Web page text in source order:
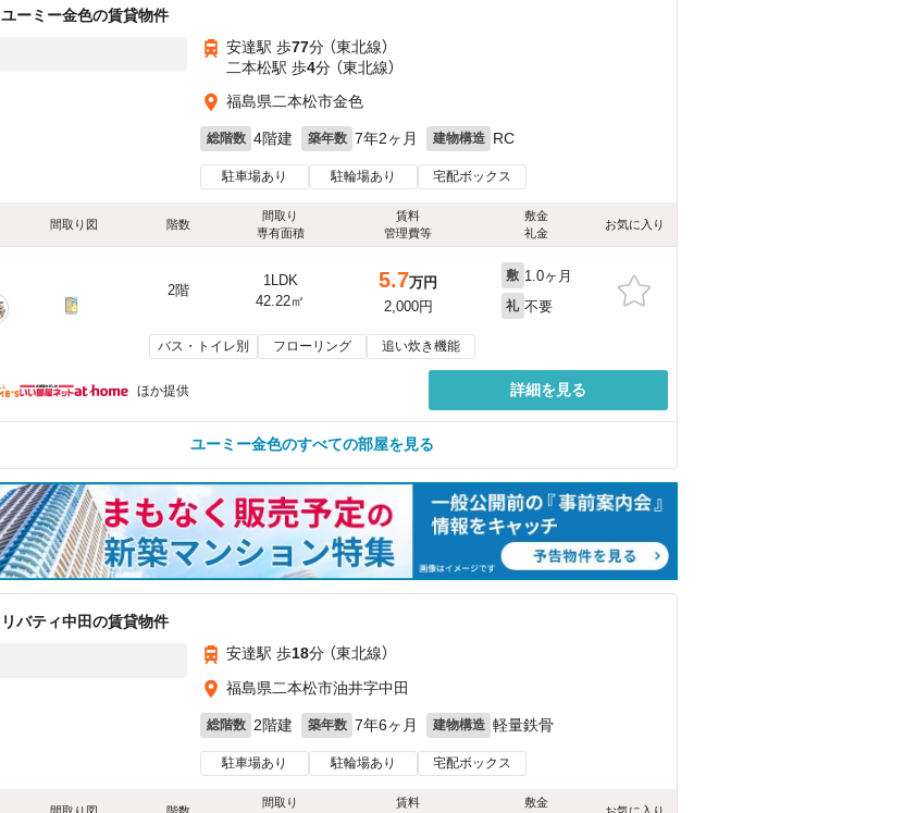
ユーミー金色の賃貸物件
安達駅 歩77分 （東北線）
二本松駅 歩4分 （東北線）
福島県二本松市金色
総階数 4階建 築年数 7年2ヶ月 建物構造 RC
駐車場あり 駐輪場あり 宅配ボックス
間取り図 階数
間取り
専有面積
賃料
管理費等
敷金
礼金
お気に入り
2階
1LDK
42.22㎡
5.7万円
2,000円
敷 1.0ヶ月
礼 不要
バス・トイレ別 フローリング 追い炊き機能
ほか提供 詳細を見る
ユーミー金色のすべての部屋を見る
リバティ中田の賃貸物件
安達駅 歩18分 （東北線）
福島県二本松市油井字中田
総階数 2階建 築年数 7年6ヶ月 建物構造 軽量鉄骨
駐車場あり 駐輪場あり 宅配ボックス
間取り図 階数
間取り
賃料
敷金
お気に入り